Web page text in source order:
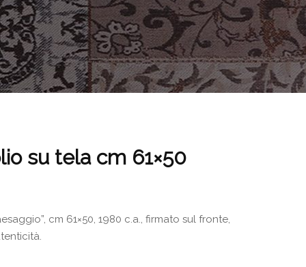
su tela cm 61×50
cm 61×50, 1980 c.a., firmato sul fronte,